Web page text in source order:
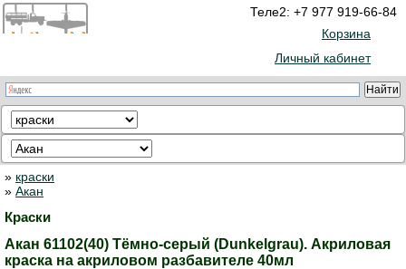
Теле2: +7 977 919-66-84
Корзина
Личный кабинет
» краски
» Акан
Краски
Акан 61102(40) Тёмно-серый (Dunkelgrau). Акриловая
краска на акриловом разбавителе 40мл